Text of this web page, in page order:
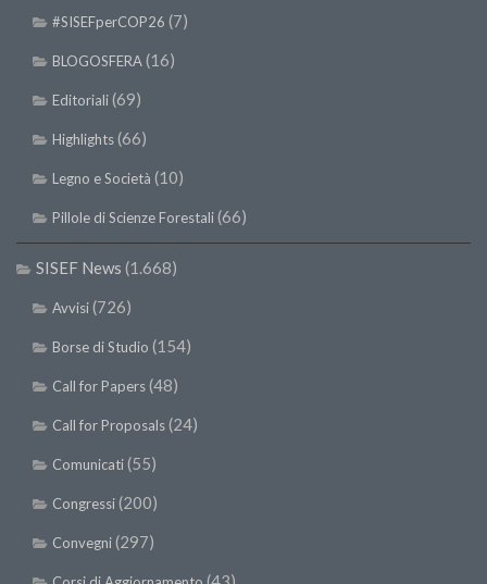
V Congresso (Torino 2003)
Redazione
Editoriali
Pillole di Scienze Forestali
Highlights
#FOCUSINCENDI
PDF
#SISEFperCOP26 (7)
BLOGOSFERA(16)
Editoriali(69)
Highlights(66)
Legno e Società (10)
Pillole di Scienze Forestali(66)
SISEF News (1.668)
Avvisi(726)
Borse di Studio (154)
Call for Papers(48)
Call for Proposals(24)
Comunicati(55)
Congressi(200)
Convegni(297)